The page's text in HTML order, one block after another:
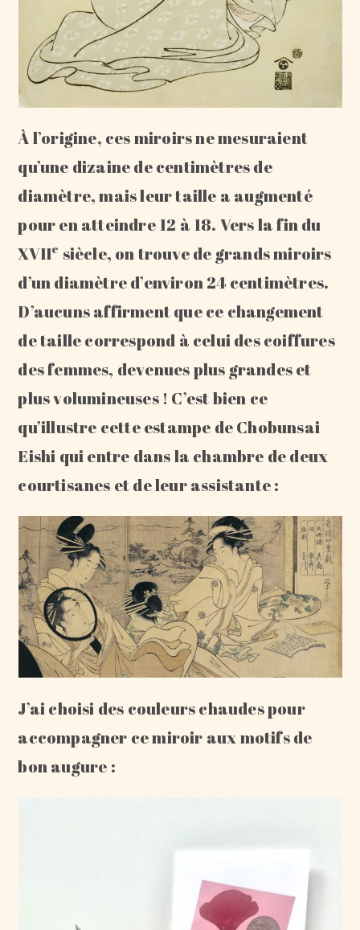
À l’origine, ces miroirs ne mesuraient
qu’une dizaine de centimètres de
diamètre, mais leur taille a augmenté
pour en atteindre 12 à 18. Vers la fin du
XVIIe siècle, on trouve de grands miroirs
d’un diamètre d’environ 24 centimètres.
D’aucuns affirment que ce changement
de taille correspond à celui des coiffures
des femmes, devenues plus grandes et
plus volumineuses ! C’est bien ce
qu’illustre cette estampe de Chobunsai
Eishi qui entre dans la chambre de deux
courtisanes et de leur assistante :
J’ai choisi des couleurs chaudes pour
accompagner ce miroir aux motifs de
bon augure :